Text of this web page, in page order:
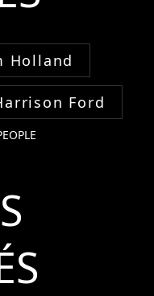
Holland
Ford